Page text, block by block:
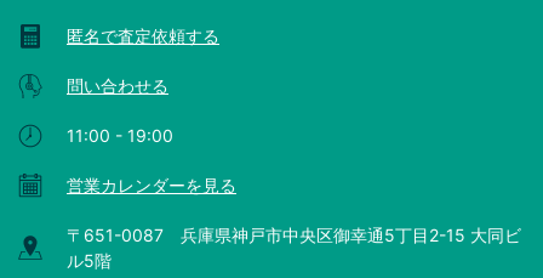
匿名で査定依頼する
問い合わせる
11:00 - 19:00
営業カレンダーを見る
〒651-0087 兵庫県神戸市中央区御幸通5丁目2-15 大同ビ
ル5階